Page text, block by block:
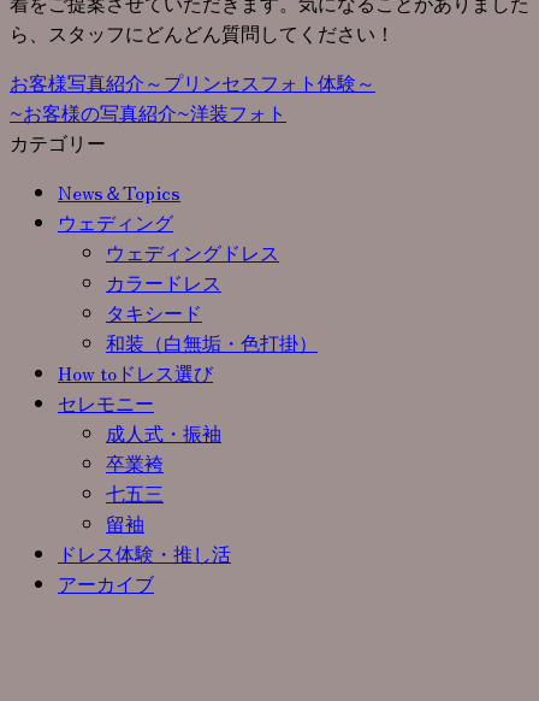
ら、スタッフにどんどん質問してください！
お客様写真紹介～プリンセスフォト体験～
~お客様の写真紹介~洋装フォト
カテゴリー
News＆Topics
ウェディング
ウェディングドレス
カラードレス
タキシード
和装（白無垢・色打掛）
How toドレス選び
セレモニー
成人式・振袖
卒業袴
七五三
留袖
ドレス体験・推し活
アーカイブ